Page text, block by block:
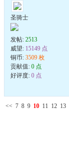
圣骑士
发帖: 2513
威望: 15149 点
铜币: 3509 枚
贡献值: 0 点
好评度: 0 点
<< 7 8 9 10 11 12 13